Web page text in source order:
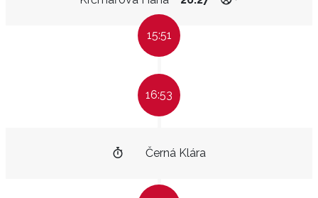
15:51
16:53
Černá Klára